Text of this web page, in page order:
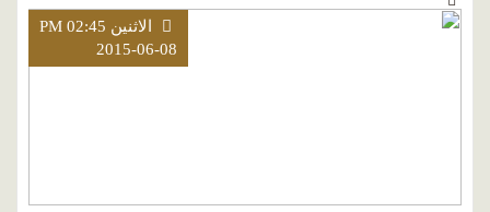
الاثنين PM 02:45
2015-06-08